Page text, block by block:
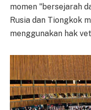
momen "bersejarah
Rusia dan Tiongkok
menggunakan hak